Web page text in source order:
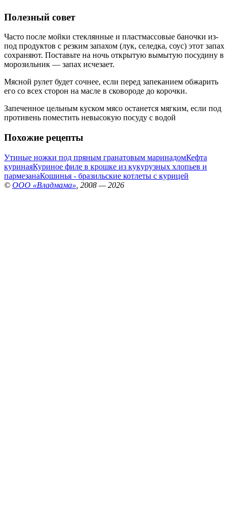
Полезный совет
Часто после мойки стеклянные и пластмассовые баночки из-
под продуктов с резким запахом (лук, селедка, соус) этот запах
сохраняют. Поставьте на ночь открытую вымытую посудину в
морозильник — запах исчезает.
Мясной рулет будет сочнее, если перед запеканием обжарить
его со всех сторон на масле в сковороде до корочки.
Запеченное цельным куском мясо останется мягким, если под
противень поместить невысокую посуду с водой
Похожие рецепты
Утиные ножки под пряным гранатовым маринадомКефта
куринаяКуриное филе в крошке из кукурузных хлопьев и
пармезанаКошинья - бразильские котлеты с курицей
© ООО «Владмама» , 2008 — 2026